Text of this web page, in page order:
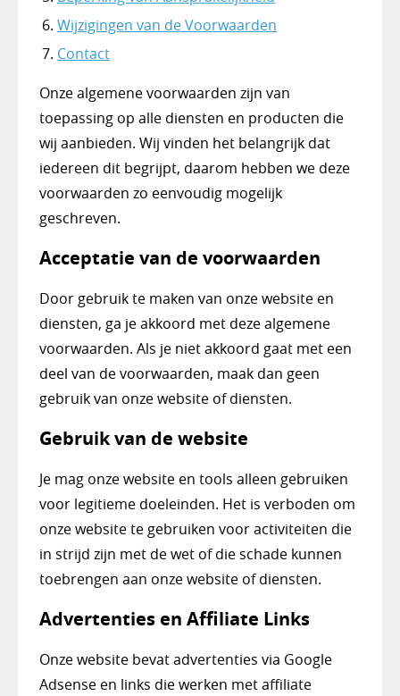
Wijzigingen van de Voorwaarden
Contact
Onze algemene voorwaarden zijn van
toepassing op alle diensten en producten die
wij aanbieden. Wij vinden het belangrijk dat
iedereen dit begrijpt, daarom hebben we deze
voorwaarden zo eenvoudig mogelijk
geschreven.
Acceptatie van de voorwaarden
Door gebruik te maken van onze website en
diensten, ga je akkoord met deze algemene
voorwaarden. Als je niet akkoord gaat met een
deel van de voorwaarden, maak dan geen
gebruik van onze website of diensten.
Gebruik van de website
Je mag onze website en tools alleen gebruiken
voor legitieme doeleinden. Het is verboden om
onze website te gebruiken voor activiteiten die
in strijd zijn met de wet of die schade kunnen
toebrengen aan onze website of diensten.
Advertenties en Affiliate Links
Onze website bevat advertenties via Google
Adsense en links die werken met affiliate